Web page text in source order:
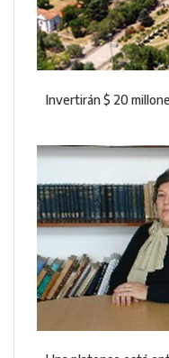
Invertirán $ 20